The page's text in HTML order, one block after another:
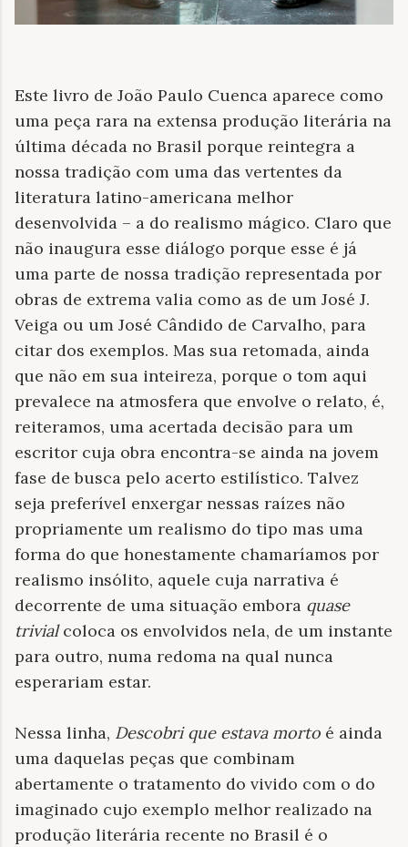
Este livro de João Paulo Cuenca aparece como
uma peça rara na extensa produção literária na
última década no Brasil porque reintegra a
nossa tradição com uma das vertentes da
literatura latino-americana melhor
desenvolvida – a do realismo mágico. Claro que
não inaugura esse diálogo porque esse é já
uma parte de nossa tradição representada por
obras de extrema valia como as de um José J.
Veiga ou um José Cândido de Carvalho, para
citar dos exemplos. Mas sua retomada, ainda
que não em sua inteireza, porque o tom aqui
prevalece na atmosfera que envolve o relato, é,
reiteramos, uma acertada decisão para um
escritor cuja obra encontra-se ainda na jovem
fase de busca pelo acerto estilístico. Talvez
seja preferível enxergar nessas raízes não
propriamente um realismo do tipo mas uma
forma do que honestamente chamaríamos por
realismo insólito, aquele cuja narrativa é
decorrente de uma situação embora quase
trivialcoloca os envolvidos nela, de um instante
para outro, numa redoma na qual nunca
esperariam estar.
Nessa linha, Descobri que estava morto é ainda
uma daquelas peças que combinam
abertamente o tratamento do vivido com o do
imaginado cujo exemplo melhor realizado na
produção literária recente no Brasil é o